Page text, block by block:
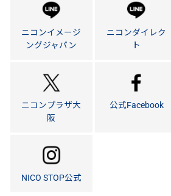
ニコンイメージ
ングジャパン
ニコンダイレク
ト
ニコンプラザ大
阪
公式Facebook
NICO STOP公式